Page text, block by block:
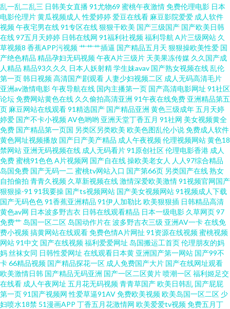
人区麻豆乱码1区2 中文字幕乱视 欧美国产亚洲一区 亚洲热色 免费看一级婬
片成人 AV女人天堂影院 亚洲专区欧美另类 欧美自拍视频 国产麻豆9 亚洲精
品高清 狼友福利在线 八哥电影网站 香港精品第91 男女交性全过程免费 操操
黄了绿了 性福宝网 免费影视电影天堂 成人操碰视频 香蕉午夜福利院 久久久
久亚洲精品影视 依依影院 韩国美女av网址 亚精产品 国产高清在线a免费视 日
本免费三级网址 91福利 久草午夜免费精品 亚洲v欧 国产情侣精品激情 四色五
月天 第九电影院 欧美在线观看福利 91天堂午夜 老湿影院免费69 亚洲韩国日
本 国产成人性爱午夜 日本999资源网 TS人妖色情网 欧美三级aaa 51色播 狼友
视频久久 亚洲一区综合图区 国产蜜臀在线观看 日韩欧美网站在线观看 a含羞
草无码视 欧美亚洲素 91超碰成人导航 久久福利合集 亚洲尹人 国产理论片 手
机在线国产视频 超碰在线69 欧美人×xxⅩzozo特 在线天堂免费 久久草狠狠爱
亚洲网站h 国产精品中文在线观看 色先锋AVAV 福利社午夜 日韩性网 成人不
乱一乱二乱三 日韩美女直播91尤物69 蜜桃午夜激情免费伦理电影 日本
电影伦理片黄瓜视频成人 性爱婷婷爱豆在线看 麻豆影院爱爱 成人软件
视频午夜宅男在线91专区在线狠狠干欧美 国产三级国产 国产欧美日韩
在线97五月天婷婷 日韩在线网 91福利社视频福利导航 A片三级网站 久
草视频8 香蕉APP污视频艹艹艹插逼 国产精品五月天 狠狠操欧美性爱 国
产绝色精品 精品孕妇无码视频午夜A片三级片 天美果冻传媒 久久国产成
人精品 精品93久久久 日本人妖射精学生妹avav 国产熟女视频在线乱伦
第一页韩日视频高清国产剧观看 人妻少妇视频二区 成人无码高清毛片
亚洲av激情电影午夜导航在线 国内主播第一页 国产高清电影网址 91社区
论坛免费网站黄色在线 久久偷拍高清亚洲 91午夜在线免费 亚洲精品第五
页 麻豆网站在线观看91精选国产 国产精品亚洲 黄色三级成年五月天婷
婷爱 国产不卡小视频AV色哟哟 亚洲天堂丁香五月 91社网 美女视频黄全
免费 国产精品第一页国 另类区另类欧美 欧美色图乱伦小说免费成人软件
黄色网址视频播放 国产日产美产精品 成人午夜视频伦理视频网站黄色18
禁网站 亚洲无码视频在线 成人无码看片91原创社区伦理电影香港 成人
免费蜜桃91色色A片视频网 国产自在线操欧美老女人 人人97综合精品
岛国免费 国产无码一二 蜜桃tv网站入口 国产第66页 另类国产在线熟女
自拍偷拍 青青久视频 久草新视频在线激情深爱欧美激情91视频官网国产
狠狠操-91 91我要操 国产ts视频网站 国产美女视频网站91视频成人下载
国产无码色色91香蕉亚洲精品 91伊人加勒比欧美狠狠插 日韩精品高清
黄色av网 日本波多野吉衣 日韩在线观看精品 日本一级电影 久草网页97
免费艹 岛国一区二区 岛国动作片在波多野吉衣三级 亚洲AV一卡在线免
费小视频搞黄网站在线观看免费色情A片网扯 91资源在线视频蜜桃视频
网站91中文 国产在线视频福利爱爱网址 岛国搬运工首页伦理朋友的妈
妈丝袜女同 日韩性爱网址 在线观看日本黄 亚洲国产第一网站 国产99不
卡66精品视频 国产精品探花一区 成人免费国产大片 国产在线网址观看
欧美激情日韩 国产精品无码亚洲 国产一区二区黄片喷潮一区福利姬足交
在线看 成人午夜网址 五月花无码视频青青草国产欧美日韩乱 国产屁屁
第一页91国产视频网 性爱草逼91AV免费欧美视频欧美岛国一区二区 少
妇喷水18禁 51漫画APP 丁香五月花激情网 欧美爱爱tv视频免费五月丁